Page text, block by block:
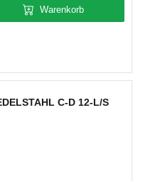
Warenkorb
C-D 12-L/S